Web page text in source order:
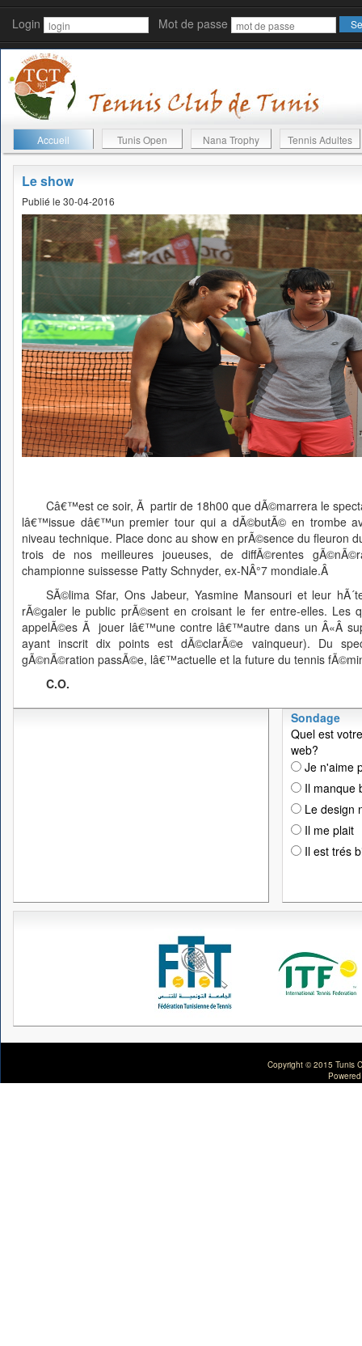
Login Mot de passe
Accueil Tunis Open Nana Trophy Tennis Adultes
Le show
Publié le 30-04-2016
Câ€™est ce soir, Ã partir de 18h00 que dÃ©marrera le
lâ€™issue dâ€™un premier tour qui a dÃ©butÃ© en trombe
niveau technique. Place donc au show en prÃ©sence du fleuron
trois de nos meilleures joueuses, de diffÃ©rentes
championne suissesse Patty Schnyder, ex-NÂ°7 mondiale.Â
SÃ©lima Sfar, Ons Jabeur, Yasmine Mansouri et leur
rÃ©galer le public prÃ©sent en croisant le fer entre-elles. Les
appelÃ©es Ã jouer lâ€™une contre lâ€™autre dans un Â«Â
ayant inscrit dix points est dÃ©clarÃ©e vainqueur). Du
gÃ©nÃ©ration passÃ©e, lâ€™actuelle et la future du tennis
C.O.
Sondage
Quel est
web?
Je n'aime
Il manque
Le design
Il me plait
Il est trés
Copyright © 2015 Tunis